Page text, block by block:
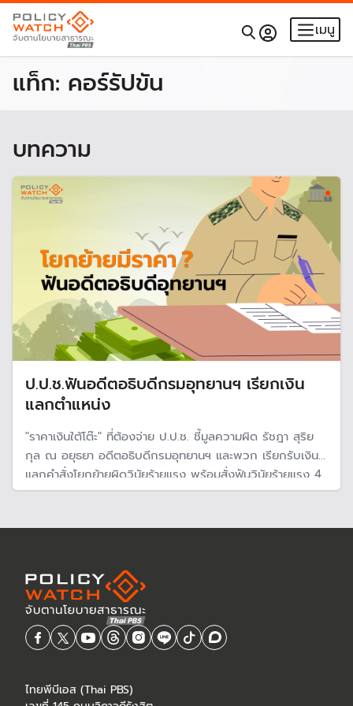
เมนู
แท็ก: คอร์รัปขัน
บทความ
ป.ป.ช.ฟันอดีตอธิบดีกรมอุทยานฯ เรียกเงิน
แลกตำแหน่ง
"ราคาเงินใต้โต๊ะ" ที่ต้องจ่าย ป.ป.ช. ชี้มูลความผิด รัชฎา สุริย
กุล ณ อยุธยา อดีตอธิบดีกรมอุทยานฯ และพวก เรียกรับเงิน
แลกคำสั่งโยกย้ายผิดวินัยร้ายแรง พร้อมสั่งฟันวินัยร้ายแรง 4
ข้าราชการผิดวินัย กรณีทุจริตจัดซื้อจัดจ้างกรณีทุจริตการจัด
ไทยพีบีเอส (Thai PBS)